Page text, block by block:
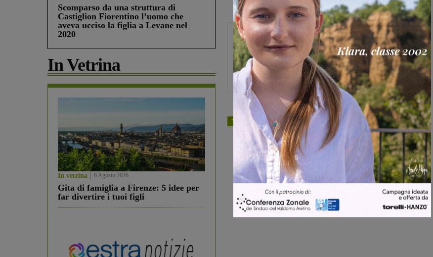
Scomparso da una struttura di
Castiglion Fiorentino l’uomo che
aveva ucciso la figlia a Levane nel
2020
In Vetrina
In vetrina 6 Agosto 2026
Gita di famiglia a Firenze: 5 idee per
far divertire i tuoi figli
Michele Bossini
TAGS basket
Share